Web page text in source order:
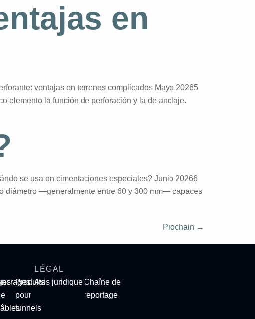
en
ventajas en terrenos complicados Mayo 20265
elemento la función de perforación y la de anclaje.
se usa en cimentaciones especiales? Junio 20266
diámetro —generalmente entre 60 y 300 mm— capaces
Prochain →
Produits
pour
tunnels
LÉGAL
Avis juridiqueChaîne de
reportage